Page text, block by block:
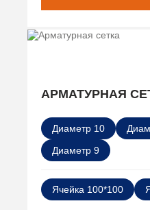
АРМАТУРНАЯ
Диаметр 10
Диаметр 9
Ячейка 100*100